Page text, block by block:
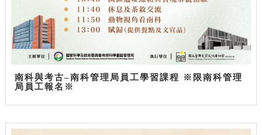
南科與考古–南科管理局員工學習課程 ※限南科管理
局員工報名※